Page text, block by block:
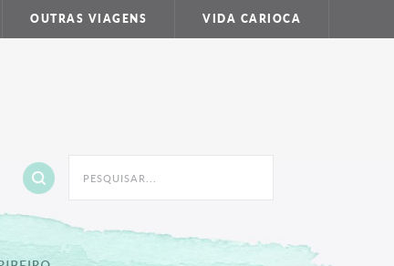
OUTRAS VIAGENS VIDA CARIOCA